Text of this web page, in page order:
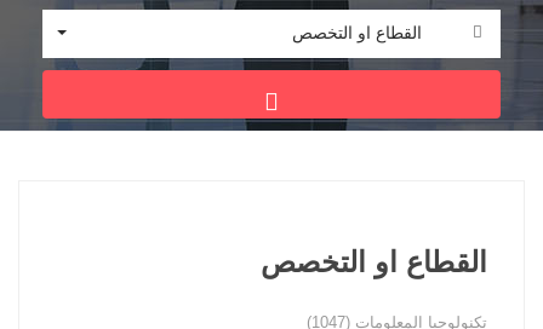
القطاع او التخصص
القطاع او التخصص
تكنولوجيا المعلومات (1047)